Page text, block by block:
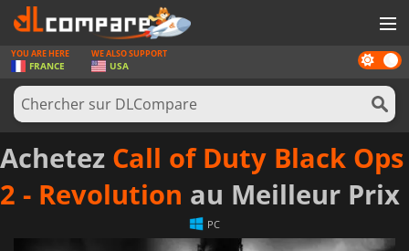
JEUX
CARTES PRÉPAYÉES
LOGICIELS
CONCOURS
MATÉRIEL
Dark
mode
YOU ARE HERE
FRANCE
WE ALSO SUPPORT
USA
Achetez Call of Duty Black Ops
2 - Revolution au Meilleur Prix
PC